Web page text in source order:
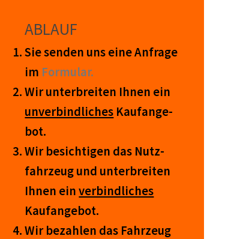
ABLAUF
Sie senden uns eine An­frage
im Form­ular.
Wir unter­breiten Ihnen ein
un­ver­bind­lich­es Kauf­an­ge­
bot.
Wir be­sicht­igen das Nutz­
fahr­zeug und un­ter­breit­en
Ihnen einver­bind­liches
Kauf­an­ge­bot.
Wir be­zahl­en das Fahr­zeug